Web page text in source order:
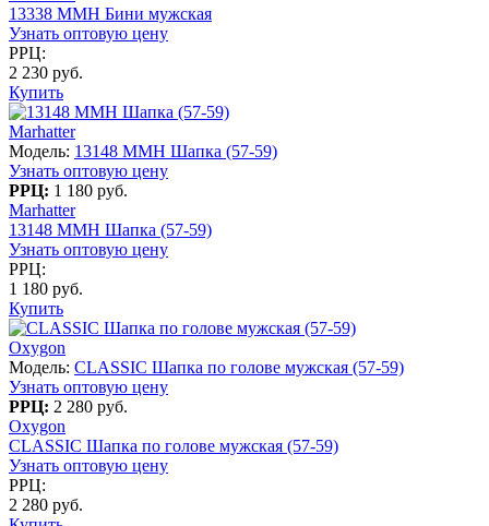
13338 MMH Бини мужская
Узнать оптовую цену
РРЦ:
2 230 руб.
Купить
Marhatter
Модель: 13148 MMH Шапка (57-59)
Узнать оптовую цену
РРЦ: 1 180 руб.
Marhatter
13148 MMH Шапка (57-59)
Узнать оптовую цену
РРЦ:
1 180 руб.
Купить
Oxygon
Модель: CLASSIC Шапка по голове мужская (57-59)
Узнать оптовую цену
РРЦ: 2 280 руб.
Oxygon
CLASSIC Шапка по голове мужская (57-59)
Узнать оптовую цену
РРЦ:
2 280 руб.